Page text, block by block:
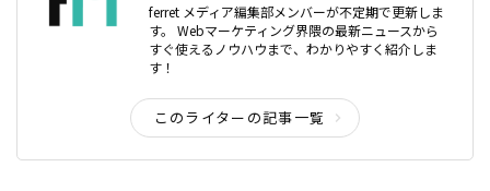
ferret メディア編集部メンバーが不定期で更新しま
す。 Webマーケティング界隈の最新ニュースから
すぐ使えるノウハウまで、わかりやすく紹介しま
す！
このライターの記事一覧